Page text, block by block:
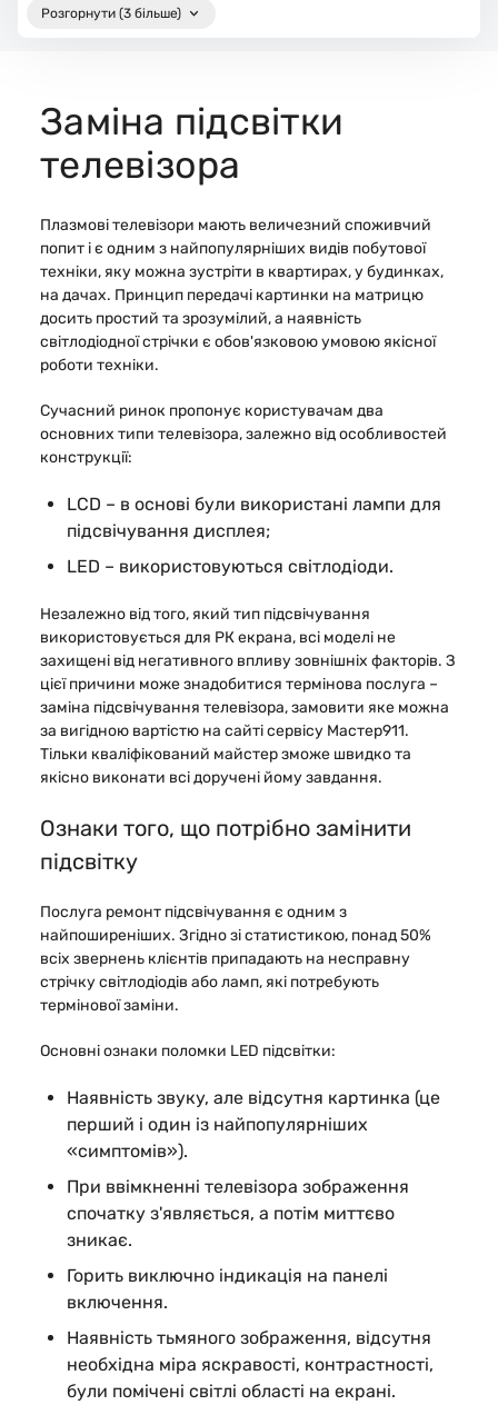
Заміна підсвітки
телевізора
Плазмові телевізори мають величезний споживчий
попит і є одним з найпопулярніших видів побутової
техніки, яку можна зустріти в квартирах, у будинках,
на дачах. Принцип передачі картинки на матрицю
досить простий та зрозумілий, а наявність
світлодіодної стрічки є обов'язковою умовою якісної
роботи техніки.
Сучасний ринок пропонує користувачам два
основних типи телевізора, залежно від особливостей
конструкції:
LCD – в основі були використані лампи для
підсвічування дисплея;
LED – використовуються світлодіоди.
Незалежно від того, який тип підсвічування
використовується для РК екрана, всі моделі не
захищені від негативного впливу зовнішніх факторів. З
цієї причини може знадобитися термінова послуга –
заміна підсвічування телевізора, замовити яке можна
за вигідною вартістю на сайті сервісу Мастер911.
Тільки кваліфікований майстер зможе швидко та
якісно виконати всі доручені йому завдання.
Ознаки того, що потрібно замінити
підсвітку
Послуга ремонт підсвічування є одним з
найпоширеніших. Згідно зі статистикою, понад 50%
всіх звернень клієнтів припадають на несправну
стрічку світлодіодів або ламп, які потребують
термінової заміни.
Основні ознаки поломки LED підсвітки:
Наявність звуку, але відсутня картинка (це
перший і один із найпопулярніших
«симптомів»).
При ввімкненні телевізора зображення
спочатку з'являється, а потім миттєво
зникає.
Горить виключно індикація на панелі
включення.
Наявність тьмяного зображення, відсутня
необхідна міра яскравості, контрастності,
були помічені світлі області на екрані.
Розгорнути (3 більше)